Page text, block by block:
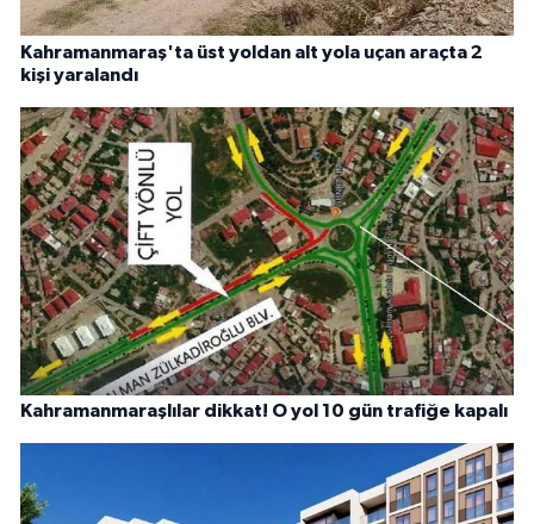
Kahramanmaraş'ta üst yoldan alt yola uçan araçta 2
kişi yaralandı
Kahramanmaraşlılar dikkat! O yol 10 gün trafiğe kapalı